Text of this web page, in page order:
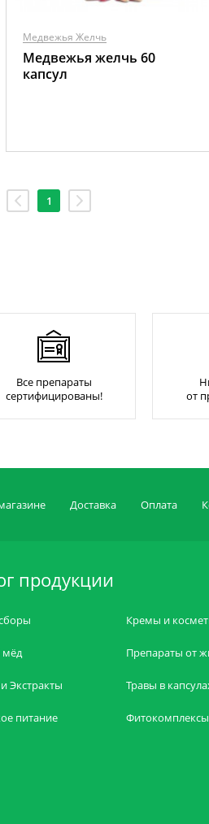
Медвежья Желчь
Медвежья желчь 60
капсул
1
Все препараты
сертифицированы!
от
Доставка Оплата
продукции
мёд
Экстракты
питание
Кремы и
Препараты от
Травы в